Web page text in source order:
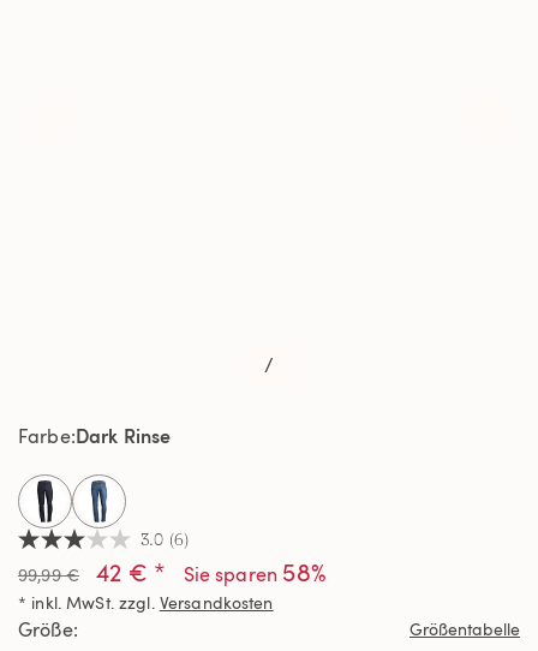
/
3.0
von
5
Sternen,
Durchschnittswert
3.0 (6)
99,99 € 42 € * Sie sparen 58%
* inkl. MwSt. zzgl. Versandkosten
Farbe Dark Rinse
selected
Größe Größentabelle